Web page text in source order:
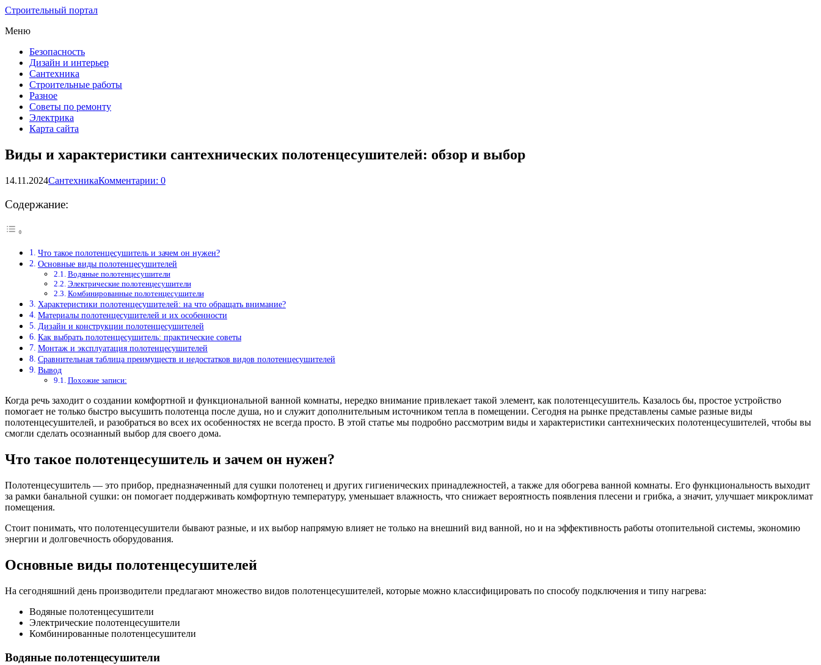
Строительный портал
Меню
Безопасность
Дизайн и интерьер
Сантехника
Строительные работы
Разное
Советы по ремонту
Электрика
Карта сайта
Виды и характеристики сантехнических полотенцесушителей: обзор и выбор
14.11.2024СантехникаКомментарии: 0
Содержание:
Что такое полотенцесушитель и зачем он нужен?
Основные виды полотенцесушителей
Водяные полотенцесушители
Электрические полотенцесушители
Комбинированные полотенцесушители
Характеристики полотенцесушителей: на что обращать внимание?
Материалы полотенцесушителей и их особенности
Дизайн и конструкции полотенцесушителей
Как выбрать полотенцесушитель: практические советы
Монтаж и эксплуатация полотенцесушителей
Сравнительная таблица преимуществ и недостатков видов полотенцесушителей
Вывод
Похожие записи:
Когда речь заходит о создании комфортной и функциональной ванной комнаты, нередко внимание привлекает такой элемент, как полотенцесушитель. Казалось бы, простое устройство
помогает не только быстро высушить полотенца после душа, но и служит дополнительным источником тепла в помещении. Сегодня на рынке представлены самые разные виды
полотенцесушителей, и разобраться во всех их особенностях не всегда просто. В этой статье мы подробно рассмотрим виды и характеристики сантехнических полотенцесушителей, чтобы вы
смогли сделать осознанный выбор для своего дома.
Что такое полотенцесушитель и зачем он нужен?
Полотенцесушитель — это прибор, предназначенный для сушки полотенец и других гигиенических принадлежностей, а также для обогрева ванной комнаты. Его функциональность выходит
за рамки банальной сушки: он помогает поддерживать комфортную температуру, уменьшает влажность, что снижает вероятность появления плесени и грибка, а значит, улучшает микроклимат
помещения.
Стоит понимать, что полотенцесушители бывают разные, и их выбор напрямую влияет не только на внешний вид ванной, но и на эффективность работы отопительной системы, экономию
энергии и долговечность оборудования.
Основные виды полотенцесушителей
На сегодняшний день производители предлагают множество видов полотенцесушителей, которые можно классифицировать по способу подключения и типу нагрева:
Водяные полотенцесушители
Электрические полотенцесушители
Комбинированные полотенцесушители
Водяные полотенцесушители